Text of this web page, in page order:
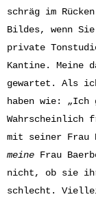
schräg im
Bildes, wenn
private
Kantine. Meine
gewartet. Als
haben wie: „Ich
Wahrscheinlich
mit seiner Frau
meine Frau
nicht, ob sie
schlecht.